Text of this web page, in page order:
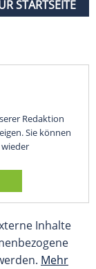
STARTSEITE
Redaktion
Sie können
Inhalte
Mehr